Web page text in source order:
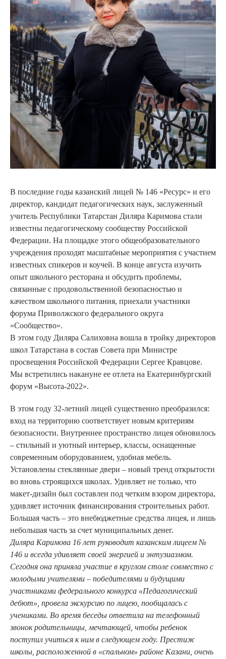
В последние годы казанский лицей № 146 «Ресурс» и его
директор, кандидат педагогических наук, заслуженный
учитель Республики Татарстан Диляра Каримова стали
известны педагогическому сообществу Российской
Федерации. На площадке этого общеобразовательного
учреждения проходят масштабные мероприятия с участием
известных спикеров и коучей. В конце августа изучить
опыт школьного ресторана и обсудить проблемы,
связанные с продовольственной безопасностью и
качеством школьного питания, приехали участники
форума Приволжского федерального округа
«Сообщество».
В этом году Диляра Салиховна вошла в тройку директоров
школ Татарстана в состав Совета при Министре
просвещения Российской Федерации Сергее Кравцове.
Мы встретились накануне ее отлета на Екатеринбургский
форум «Высота-2022».
В этом году 32-летний лицей существенно преобразился:
вход на территорию соответствует новым критериям
безопасности. Внутреннее пространство лицея обновилось
– стильный и уютный интерьер, классы, оснащенные
современным оборудованием, удобная мебель.
Установлены стеклянные двери – новый тренд открытости
во вновь строящихся школах. Удивляет не только, что
макет-дизайн был составлен под четким взором директора,
удивляет источник финансирования строительных работ.
Большая часть – это внебюджетные средства лицея, и лишь
небольшая часть за счет муниципальных денег.
Диляра Каримова 16 лет руководит казанским лицеем №
146 и всегда удивляет своей энергией и энтузиазмом.
Сегодня она приняла участие в круглом столе совместно с
молодыми учителями – победителями и будущими
участниками федерального конкурса «Педагогический
дебют», провела экскурсию по лицею, пообщалась с
учениками. Во время беседы ответила на телефонный
звонок родительницы, мечтающей, чтобы ребенок
поступил учиться к ним в следующем году. Престиж
школы, расположенной в «спальном» районе Казани, очень